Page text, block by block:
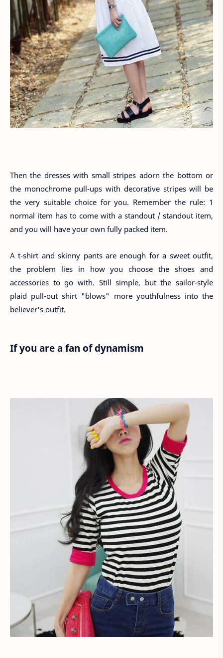
Then the dresses with small stripes adorn the bottom or
the monochrome pull-ups with decorative stripes will be
the very suitable choice for you. Remember the rule: 1
normal item has to come with a standout / standout item,
and you will have your own fully packed item.
A t-shirt and skinny pants are enough for a sweet outfit,
the problem lies in how you choose the shoes and
accessories to go with. Still simple, but the sailor-style
plaid pull-out shirt "blows" more youthfulness into the
believer's outfit.
If you are a fan of dynamism